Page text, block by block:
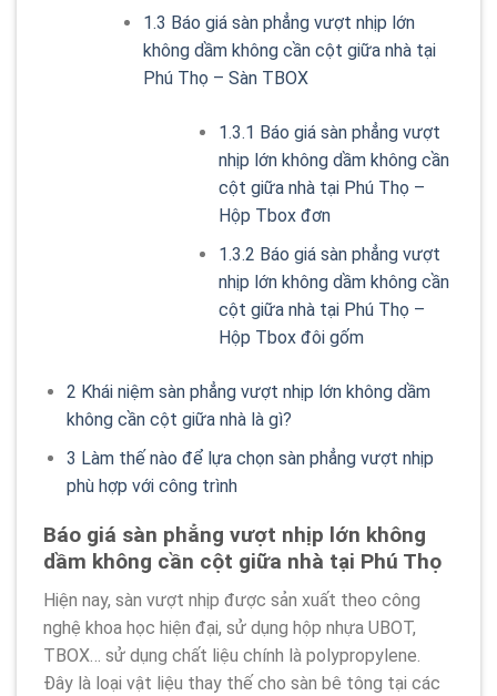
1.3 Báo giá sàn phẳng vượt nhịp lớn
không dầm không cần cột giữa nhà tại
Phú Thọ – Sàn TBOX
1.3.1 Báo giá sàn phẳng vượt
nhịp lớn không dầm không cần
cột giữa nhà tại Phú Thọ –
Hộp Tbox đơn
1.3.2 Báo giá sàn phẳng vượt
nhịp lớn không dầm không cần
cột giữa nhà tại Phú Thọ –
Hộp Tbox đôi gốm
2 Khái niệm sàn phẳng vượt nhịp lớn không dầm
không cần cột giữa nhà là gì?
3 Làm thế nào để lựa chọn sàn phẳng vượt nhịp
phù hợp với công trình
Báo giá sàn phẳng vượt nhịp lớn không
dầm không cần cột giữa nhà tại Phú Thọ
Hiện nay, sàn vượt nhịp được sản xuất theo công
nghệ khoa học hiện đại, sử dụng hộp nhựa UBOT,
TBOX… sử dụng chất liệu chính là polypropylene.
Đây là loại vật liệu thay thế cho sàn bê tông tại các